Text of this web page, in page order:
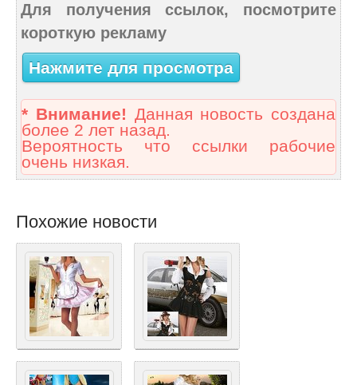
Для получения ссылок, посмотрите
короткую рекламу
Нажмите для просмотра
* Внимание! Данная новость создана
более 2 лет назад.
Вероятность что ссылки рабочие
очень низкая.
Похожие новости